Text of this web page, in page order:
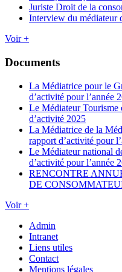
Juriste Droit de la
Interview du médiateur
Voir +
Documents
La Médiatrice pour le
d’activité pour l’année
Le Médiateur Tourisme
d’activité 2025
La Médiatrice de la
rapport d’activité pour
Le Médiateur national
d’activité pour l’année
RENCONTRE
DE
Voir +
Admin
Intranet
Liens utiles
Contact
Mentions légales